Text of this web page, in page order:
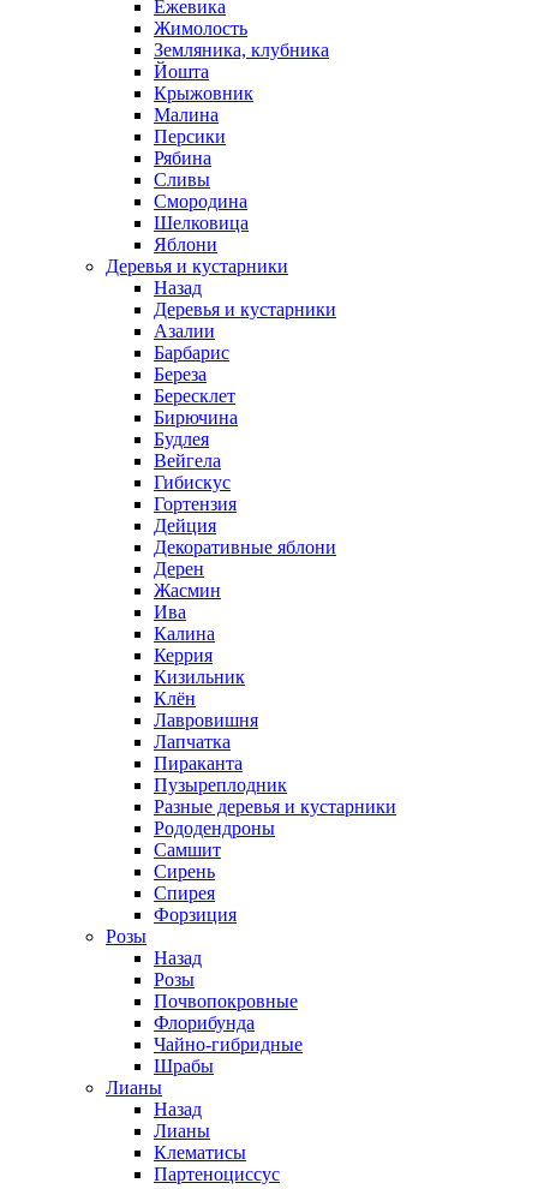
Ежевика
Жимолость
Земляника, клубника
Йошта
Крыжовник
Малина
Персики
Рябина
Сливы
Смородина
Шелковица
Яблони
Деревья и кустарники
Назад
Деревья и кустарники
Азалии
Барбарис
Береза
Бересклет
Бирючина
Будлея
Вейгела
Гибискус
Гортензия
Дейция
Декоративные яблони
Дерен
Жасмин
Ива
Калина
Керрия
Кизильник
Клён
Лавровишня
Лапчатка
Пираканта
Пузыреплодник
Разные деревья и кустарники
Рододендроны
Самшит
Сирень
Спирея
Форзиция
Розы
Назад
Розы
Почвопокровные
Флорибунда
Чайно-гибридные
Шрабы
Лианы
Назад
Лианы
Клематисы
Партеноциссус